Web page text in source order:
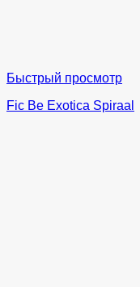
Быстрый просмотр
Fic Be Exotica Spiraal